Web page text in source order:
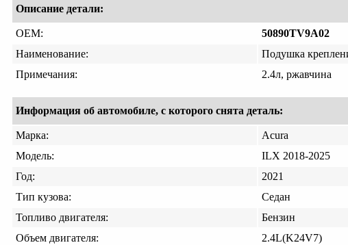
Описание детали:
OEM:
50890TV9A02
Наименование:
Подушка
Примечания:
2.4л, ржавчина
Информация об автомобиле, с которого снята деталь:
Марка:
Acura
Модель:
ILX 2018-2025
Год:
2021
Тип кузова:
Седан
Топливо двигателя:
Бензин
Объем двигателя:
2.4L(K24V7)